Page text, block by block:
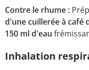
Contre le rhume :
d'une cuillerée à café
150 ml d'eau
Inhalation